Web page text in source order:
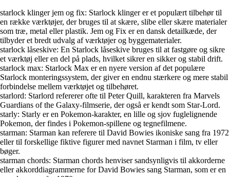
starlock klinger jem og fix: Starlock klinger er et populært tilbehør til
en række værktøjer, der bruges til at skære, slibe eller skære materialer
som træ, metal eller plastik. Jem og Fix er en dansk detailkæde, der
tilbyder et bredt udvalg af værktøjer og byggematerialer.
starlock låseskive: En Starlock låseskive bruges til at fastgøre og sikre
et værktøj eller en del på plads, hvilket sikrer en sikker og stabil drift.
starlock max: Starlock Max er en nyere version af det populære
Starlock monteringssystem, der giver en endnu stærkere og mere stabil
forbindelse mellem værktøjet og tilbehøret.
starlord: Starlord refererer ofte til Peter Quill, karakteren fra Marvels
Guardians of the Galaxy-filmserie, der også er kendt som Star-Lord.
starly: Starly er en Pokemon-karakter, en lille og sjov fuglelignende
Pokemon, der findes i Pokemon-spillene og tegnefilmene.
starman: Starman kan referere til David Bowies ikoniske sang fra 1972
eller til forskellige fiktive figurer med navnet Starman i film, tv eller
bøger.
starman chords: Starman chords henviser sandsynligvis til akkorderne
eller akkorddiagrammerne for David Bowies sang Starman, som er en